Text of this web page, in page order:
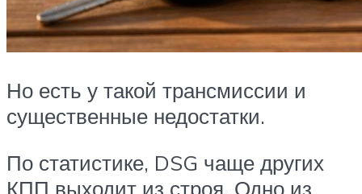
Но есть у такой трансмиссии и
существенные недостатки.
По статистике, DSG чаще других
КПП выходит из строя. Одно из